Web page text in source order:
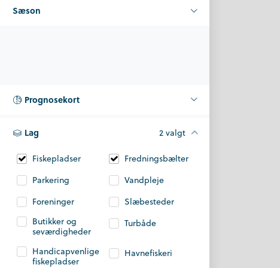
Sæson
Prognosekort
Lag 2 valgt
Fiskepladser
Fredningsbælter
Parkering
Vandpleje
Foreninger
Slæbesteder
Butikker og
seværdigheder
Turbåde
Handicapvenlige
fiskepladser
Havnefiskeri